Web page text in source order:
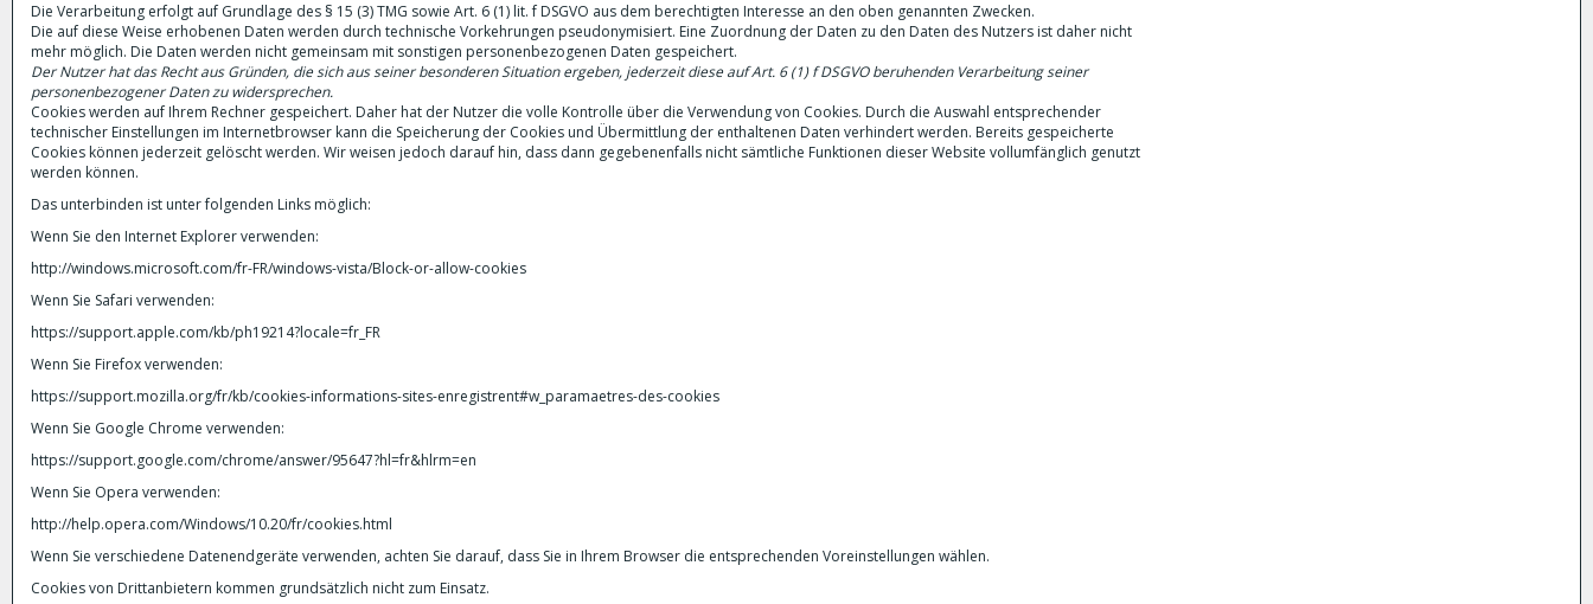
Die Verarbeitung erfolgt auf Grundlage des § 15 (3) TMG sowie Art. 6 (1) lit. f DSGVO aus dem berechtigten Interesse an den oben genannten Zwecken.
Die auf diese Weise erhobenen Daten werden durch technische Vorkehrungen pseudonymisiert. Eine Zuordnung der Daten zu den Daten des Nutzers ist daher nicht
mehr möglich. Die Daten werden nicht gemeinsam mit sonstigen personenbezogenen Daten gespeichert.
Der Nutzer hat das Recht aus Gründen, die sich aus seiner besonderen Situation ergeben, jederzeit diese auf Art. 6 (1) f DSGVO beruhenden Verarbeitung seiner
personenbezogener Daten zu widersprechen.
Cookies werden auf Ihrem Rechner gespeichert. Daher hat der Nutzer die volle Kontrolle über die Verwendung von Cookies. Durch die Auswahl entsprechender
technischer Einstellungen im Internetbrowser kann die Speicherung der Cookies und Übermittlung der enthaltenen Daten verhindert werden. Bereits gespeicherte
Cookies können jederzeit gelöscht werden. Wir weisen jedoch darauf hin, dass dann gegebenenfalls nicht sämtliche Funktionen dieser Website vollumfänglich genutzt
werden können.
Das unterbinden ist unter folgenden Links möglich:
Wenn Sie den Internet Explorer verwenden:
http://windows.microsoft.com/fr-FR/windows-vista/Block-or-allow-cookies
Wenn Sie Safari verwenden:
https://support.apple.com/kb/ph19214?locale=fr_FR
Wenn Sie Firefox verwenden:
https://support.mozilla.org/fr/kb/cookies-informations-sites-enregistrent#w_paramaetres-des-cookies
Wenn Sie Google Chrome verwenden:
https://support.google.com/chrome/answer/95647?hl=fr&hlrm=en
Wenn Sie Opera verwenden:
http://help.opera.com/Windows/10.20/fr/cookies.html
Wenn Sie verschiedene Datenendgeräte verwenden, achten Sie darauf, dass Sie in Ihrem Browser die entsprechenden Voreinstellungen wählen.
Cookies von Drittanbietern kommen grundsätzlich nicht zum Einsatz.